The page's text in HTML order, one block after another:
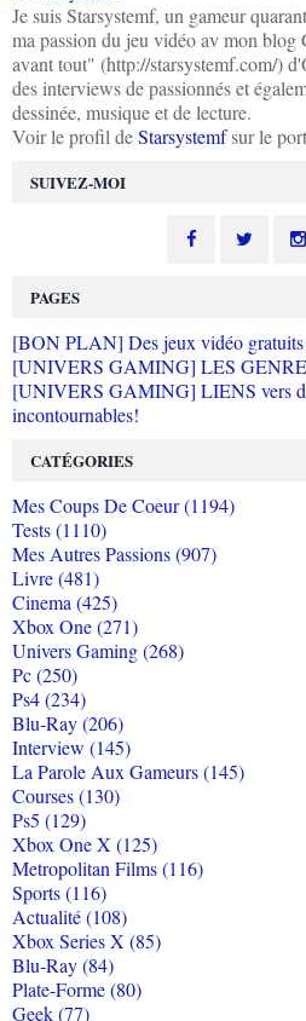
SUIVEZ-MOI
Je suis Starsystemf, un gameur
ma passion du jeu vidéo av mon
avant tout" (http://starsystemf.com/)
des interviews de passionnés et
dessinée, musique et de lecture.
Voir le profil deStarsystemfsur le
PAGES
[BON PLAN] Des jeux vidéo gratuits
[UNIVERS GAMING] LES
[UNIVERS GAMING] LIENS vers
incontournables!
CATÉGORIES
Mes Coups De Coeur (1194)
Tests (1110)
Mes Autres Passions (907)
Livre (481)
Cinema (425)
Xbox One (271)
Univers Gaming (268)
Pc (250)
Ps4 (234)
Blu-Ray (206)
Interview (145)
La Parole Aux Gameurs (145)
Courses (130)
Ps5 (129)
Xbox One X (125)
Metropolitan Films (116)
Sports (116)
Actualité (108)
Xbox Series X (85)
Blu-Ray (84)
Plate-Forme (80)
Geek (77)